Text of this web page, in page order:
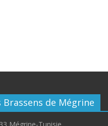
Brassens de Mégrine